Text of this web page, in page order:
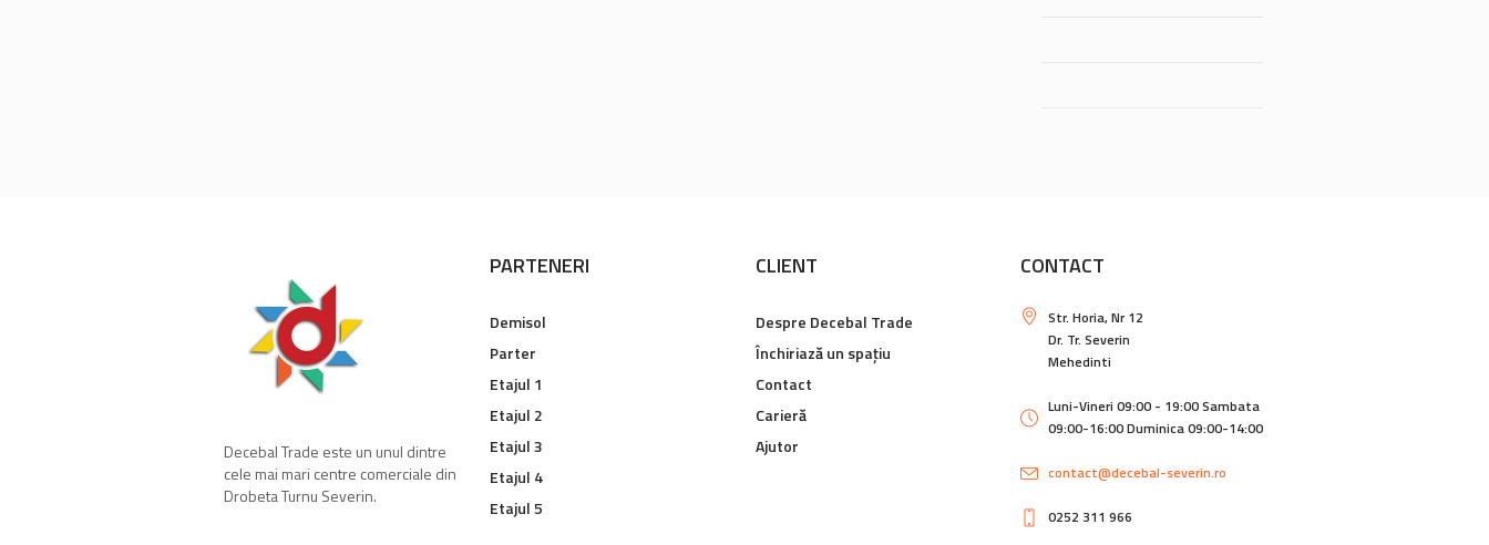
Decebal Trade este un unul dintre
cele mai mari centre comerciale din
Drobeta Turnu Severin.
PARTENERI
Demisol
Parter
Etajul 1
Etajul 2
Etajul 3
Etajul 4
Etajul 5
CLIENT
Despre Decebal Trade
Închiriază un spațiu
Contact
Carieră
Ajutor
CONTACT
Str. Horia, Nr 12
Dr. Tr. Severin
Mehedinti
Luni-Vineri 09:00 - 19:00 Sambata
09:00-16:00 Duminica 09:00-14:00
contact@decebal-severin.ro
0252 311 966